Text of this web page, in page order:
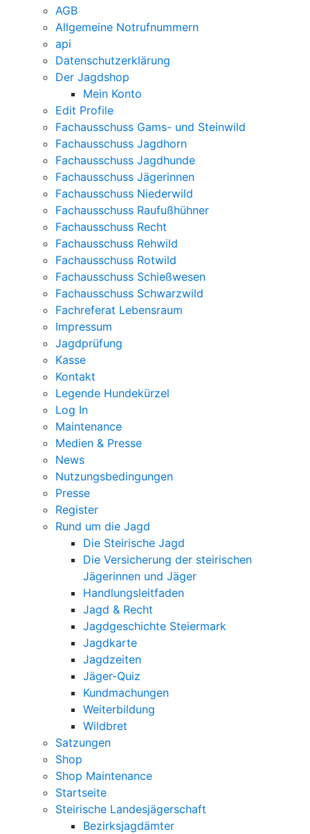
AGB
Allgemeine Notrufnummern
api
Datenschutzerklärung
Der Jagdshop
Mein Konto
Edit Profile
Fachausschuss Gams- und Steinwild
Fachausschuss Jagdhorn
Fachausschuss Jagdhunde
Fachausschuss Jägerinnen
Fachausschuss Niederwild
Fachausschuss Raufußhühner
Fachausschuss Recht
Fachausschuss Rehwild
Fachausschuss Rotwild
Fachausschuss Schießwesen
Fachausschuss Schwarzwild
Fachreferat Lebensraum
Impressum
Jagdprüfung
Kasse
Kontakt
Legende Hundekürzel
Log In
Maintenance
Medien & Presse
News
Nutzungsbedingungen
Presse
Register
Rund um die Jagd
Die Steirische Jagd
Die Versicherung der steirischen
Jägerinnen und Jäger
Handlungsleitfaden
Jagd & Recht
Jagdgeschichte Steiermark
Jagdkarte
Jagdzeiten
Jäger-Quiz
Kundmachungen
Weiterbildung
Wildbret
Satzungen
Shop
Shop Maintenance
Startseite
Steirische Landesjägerschaft
Bezirksjagdämter